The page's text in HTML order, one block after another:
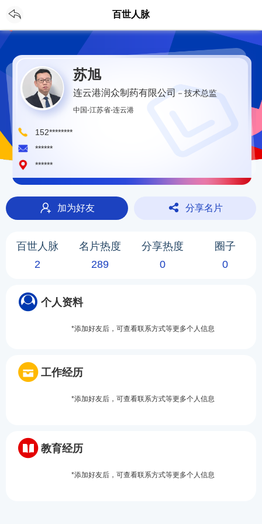
CH
百世人脉
苏旭
连云港润众制药有限公司 －技术总监
中国-江苏省-连云港
152********
******
******
加为好友 分享名片
百世人脉
2
名片热度
289
分享热度
0
圈子
0
个人资料
*添加好友后，可查看联系方式等更多个人信息
工作经历
*添加好友后，可查看联系方式等更多个人信息
教育经历
*添加好友后，可查看联系方式等更多个人信息